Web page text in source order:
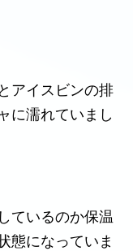
アイスビンの排
に濡れていまし
ているのか保温
態になっていま